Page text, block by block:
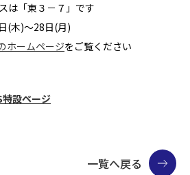
は「東３－７」です
(木)～28日(月)
ホームページをご覧ください
設ページ
一覧へ戻る